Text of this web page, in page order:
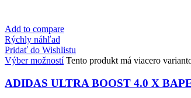
Add to compare
Rýchly náhľad
Pridať do Wishlistu
Výber možností Tento produkt má viacero
ADIDAS ULTRA BOOST 4.0 X